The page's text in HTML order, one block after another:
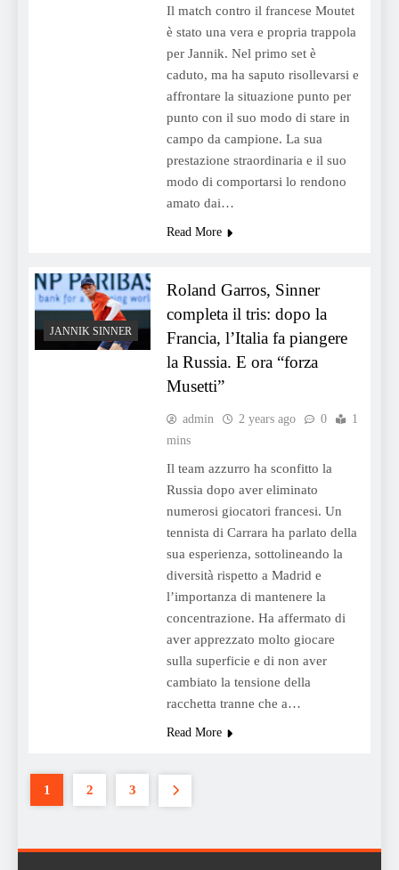
Il match contro il francese Moutet
è stato una vera e propria trappola
per Jannik. Nel primo set è
caduto, ma ha saputo risollevarsi e
affrontare la situazione punto per
punto con il suo modo di stare in
campo da campione. La sua
prestazione straordinaria e il suo
modo di comportarsi lo rendono
amato dai…
Read More
JANNIK SINNER
Roland Garros, Sinner
completa il tris: dopo la
Francia, l’Italia fa piangere
la Russia. E ora “forza
Musetti”
admin 2 years ago 0
1
mins
Il team azzurro ha sconfitto la
Russia dopo aver eliminato
numerosi giocatori francesi. Un
tennista di Carrara ha parlato della
sua esperienza, sottolineando la
diversità rispetto a Madrid e
l’importanza di mantenere la
concentrazione. Ha affermato di
aver apprezzato molto giocare
sulla superficie e di non aver
cambiato la tensione della
racchetta tranne che a…
Read More
1 2 3